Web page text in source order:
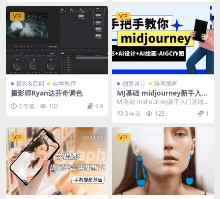
VIP
摄影&后期 自学教程
摄影师Ryan达芬奇调色
2 年前 102 9.9
VIP
创意设计 绘画插画
MJ基础 midjourney新手入门
基础，AI摄影+AI设计+AI绘
画-AIGC作图
MJ基础 midjourney新手入门基础，
AI摄影+AI设计+AI绘画-AIG...
3 年前 123 1
VIP VIP